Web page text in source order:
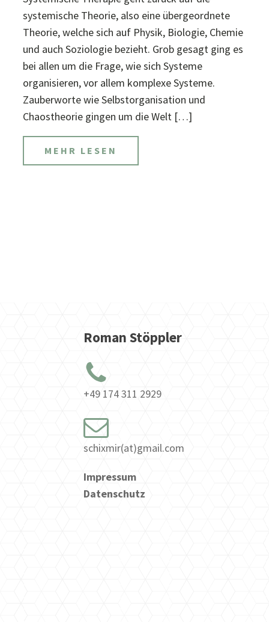
systemische Theorie, also eine übergeordnete
Theorie, welche sich auf Physik, Biologie, Chemie
und auch Soziologie bezieht. Grob gesagt ging es
bei allen um die Frage, wie sich Systeme
organisieren, vor allem komplexe Systeme.
Zauberworte wie Selbstorganisation und
Chaostheorie gingen um die Welt […]
MEHR LESEN
Roman Stöppler
+49 174 311 2929
schixmir(at)gmail.com
Impressum
Datenschutz